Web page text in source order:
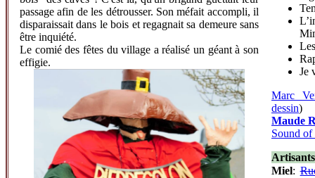
passage afin de les détrousser. Son méfait accompli, il
disparaissait dans le bois et regagnait sa demeure sans
être inquiété.
Le comié des fêtes du village a réalisé un géant à son
effigie.
Je
Marc
dessin)
Maude
Sound
Miel: